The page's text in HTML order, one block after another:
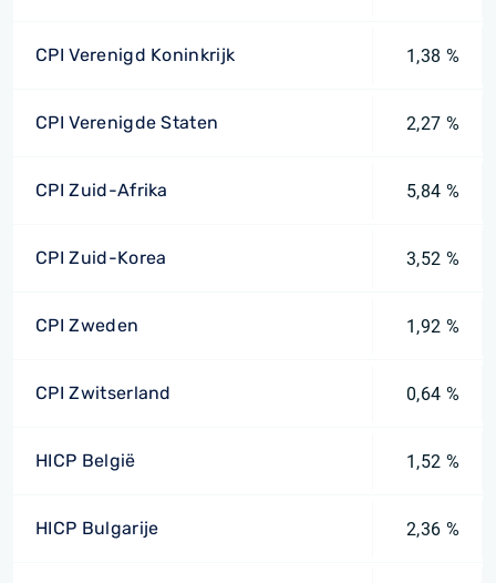
CPI Verenigd Koninkrijk 1,38 %
CPI Verenigde Staten 2,27 %
CPI Zuid-Afrika 5,84 %
CPI Zuid-Korea 3,52 %
CPI Zweden 1,92 %
CPI Zwitserland 0,64 %
HICP België 1,52 %
HICP Bulgarije 2,36 %